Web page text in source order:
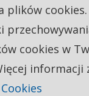
plików cookies.
cookies w
informacji